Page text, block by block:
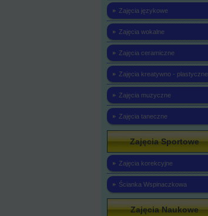
Zajęcia językowe
Zajęcia wokalne
Zajęcia ceramiczne
Zajęcia kreatywno - plastyczne
Zajęcia muzyczne
Zajęcia taneczne
Zajęcia Sportowe
Zajęcia korekcyjne
Ścianka Wspinaczkowa
Zajęcia Naukowe